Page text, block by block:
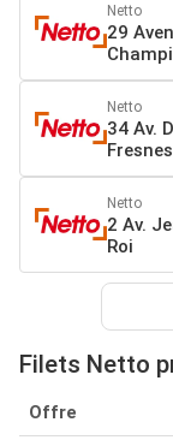
Netto
29
Netto
34 Av.
Fresnes
Netto
2 Av.
Roi
Filets Netto
Offre